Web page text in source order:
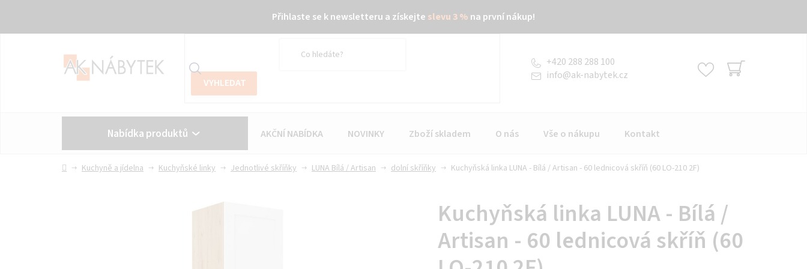
Přihlaste se k newsletteru a získejte slevu 3 % na první nákup!
info@ak-nabytek.cz
+420 288 288 100
Nabídka produktů AKČNÍ NABÍDKA NOVINKY Zboží skladem O nás Vše o nákupu Kontakt
Vše o nákupu Kontakt
DomůKuchyně a jídelna Kuchyňské linky Jednotlivé skříňky LUNA Bílá / Artisan dolní skříňky Kuchyňská linka LUNA - Bílá / Artisan - 60 lednicová skříň (60 LO-210 2F)
Kuchyňská linka LUNA - Bílá /
Artisan - 60 lednicová skříň (60